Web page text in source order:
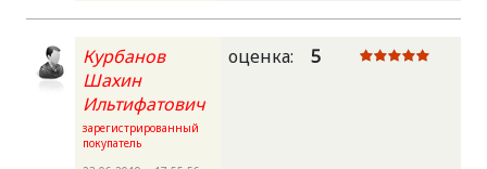
Курбанов
Шахин
Ильтифатович
зарегистрированный
покупатель
оценка: 5